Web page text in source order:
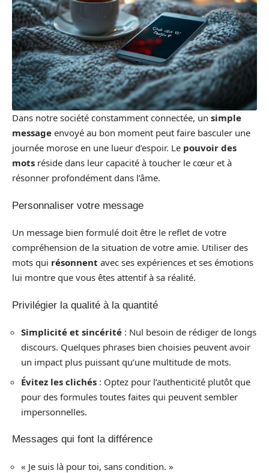
Dans notre société constamment connectée, un simple
message envoyé au bon moment peut faire basculer une
journée morose en une lueur d’espoir. Le pouvoir des
mots réside dans leur capacité à toucher le cœur et à
résonner profondément dans l’âme.
Personnaliser votre message
Un message bien formulé doit être le reflet de votre
compréhension de la situation de votre amie. Utiliser des
mots qui résonnent avec ses expériences et ses émotions
lui montre que vous êtes attentif à sa réalité.
Privilégier la qualité à la quantité
Simplicité et sincérité : Nul besoin de rédiger de longs
discours. Quelques phrases bien choisies peuvent avoir
un impact plus puissant qu’une multitude de mots.
Évitez les clichés : Optez pour l’authenticité plutôt que
pour des formules toutes faites qui peuvent sembler
impersonnelles.
Messages qui font la différence
« Je suis là pour toi, sans condition. »